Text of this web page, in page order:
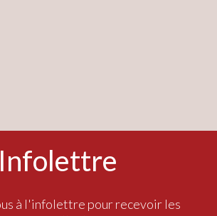
Infolettre
à l'infolettre pour recevoir les